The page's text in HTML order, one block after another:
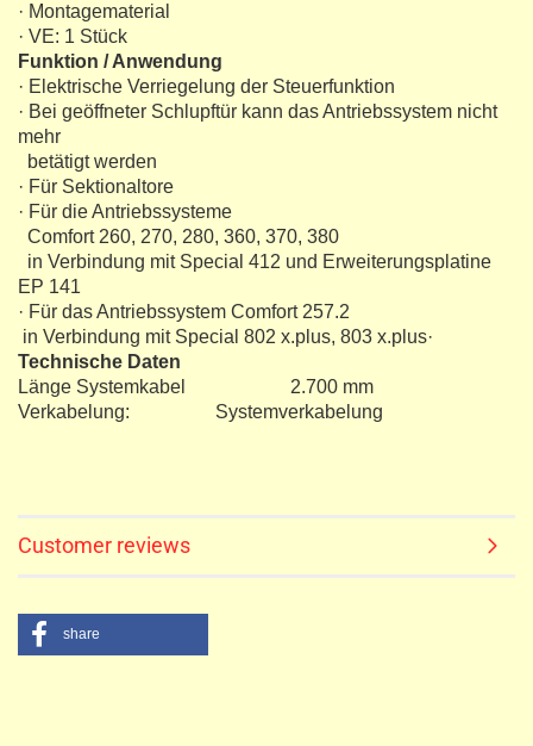
· Montagematerial
· VE: 1 Stück
Funktion / Anwendung
· Elektrische Verriegelung der Steuerfunktion
· Bei geöffneter Schlupftür kann das Antriebssystem nicht
mehr
betätigt werden
· Für Sektionaltore
· Für die Antriebssysteme
Comfort 260, 270, 280, 360, 370, 380
in Verbindung mit Special 412 und Erweiterungsplatine
EP 141
· Für das Antriebssystem Comfort 257.2
in Verbindung mit Special 802 x.plus, 803 x.plus·
Technische Daten
Länge Systemkabel 2.700 mm
Verkabelung: Systemverkabelung
Customer reviews
share